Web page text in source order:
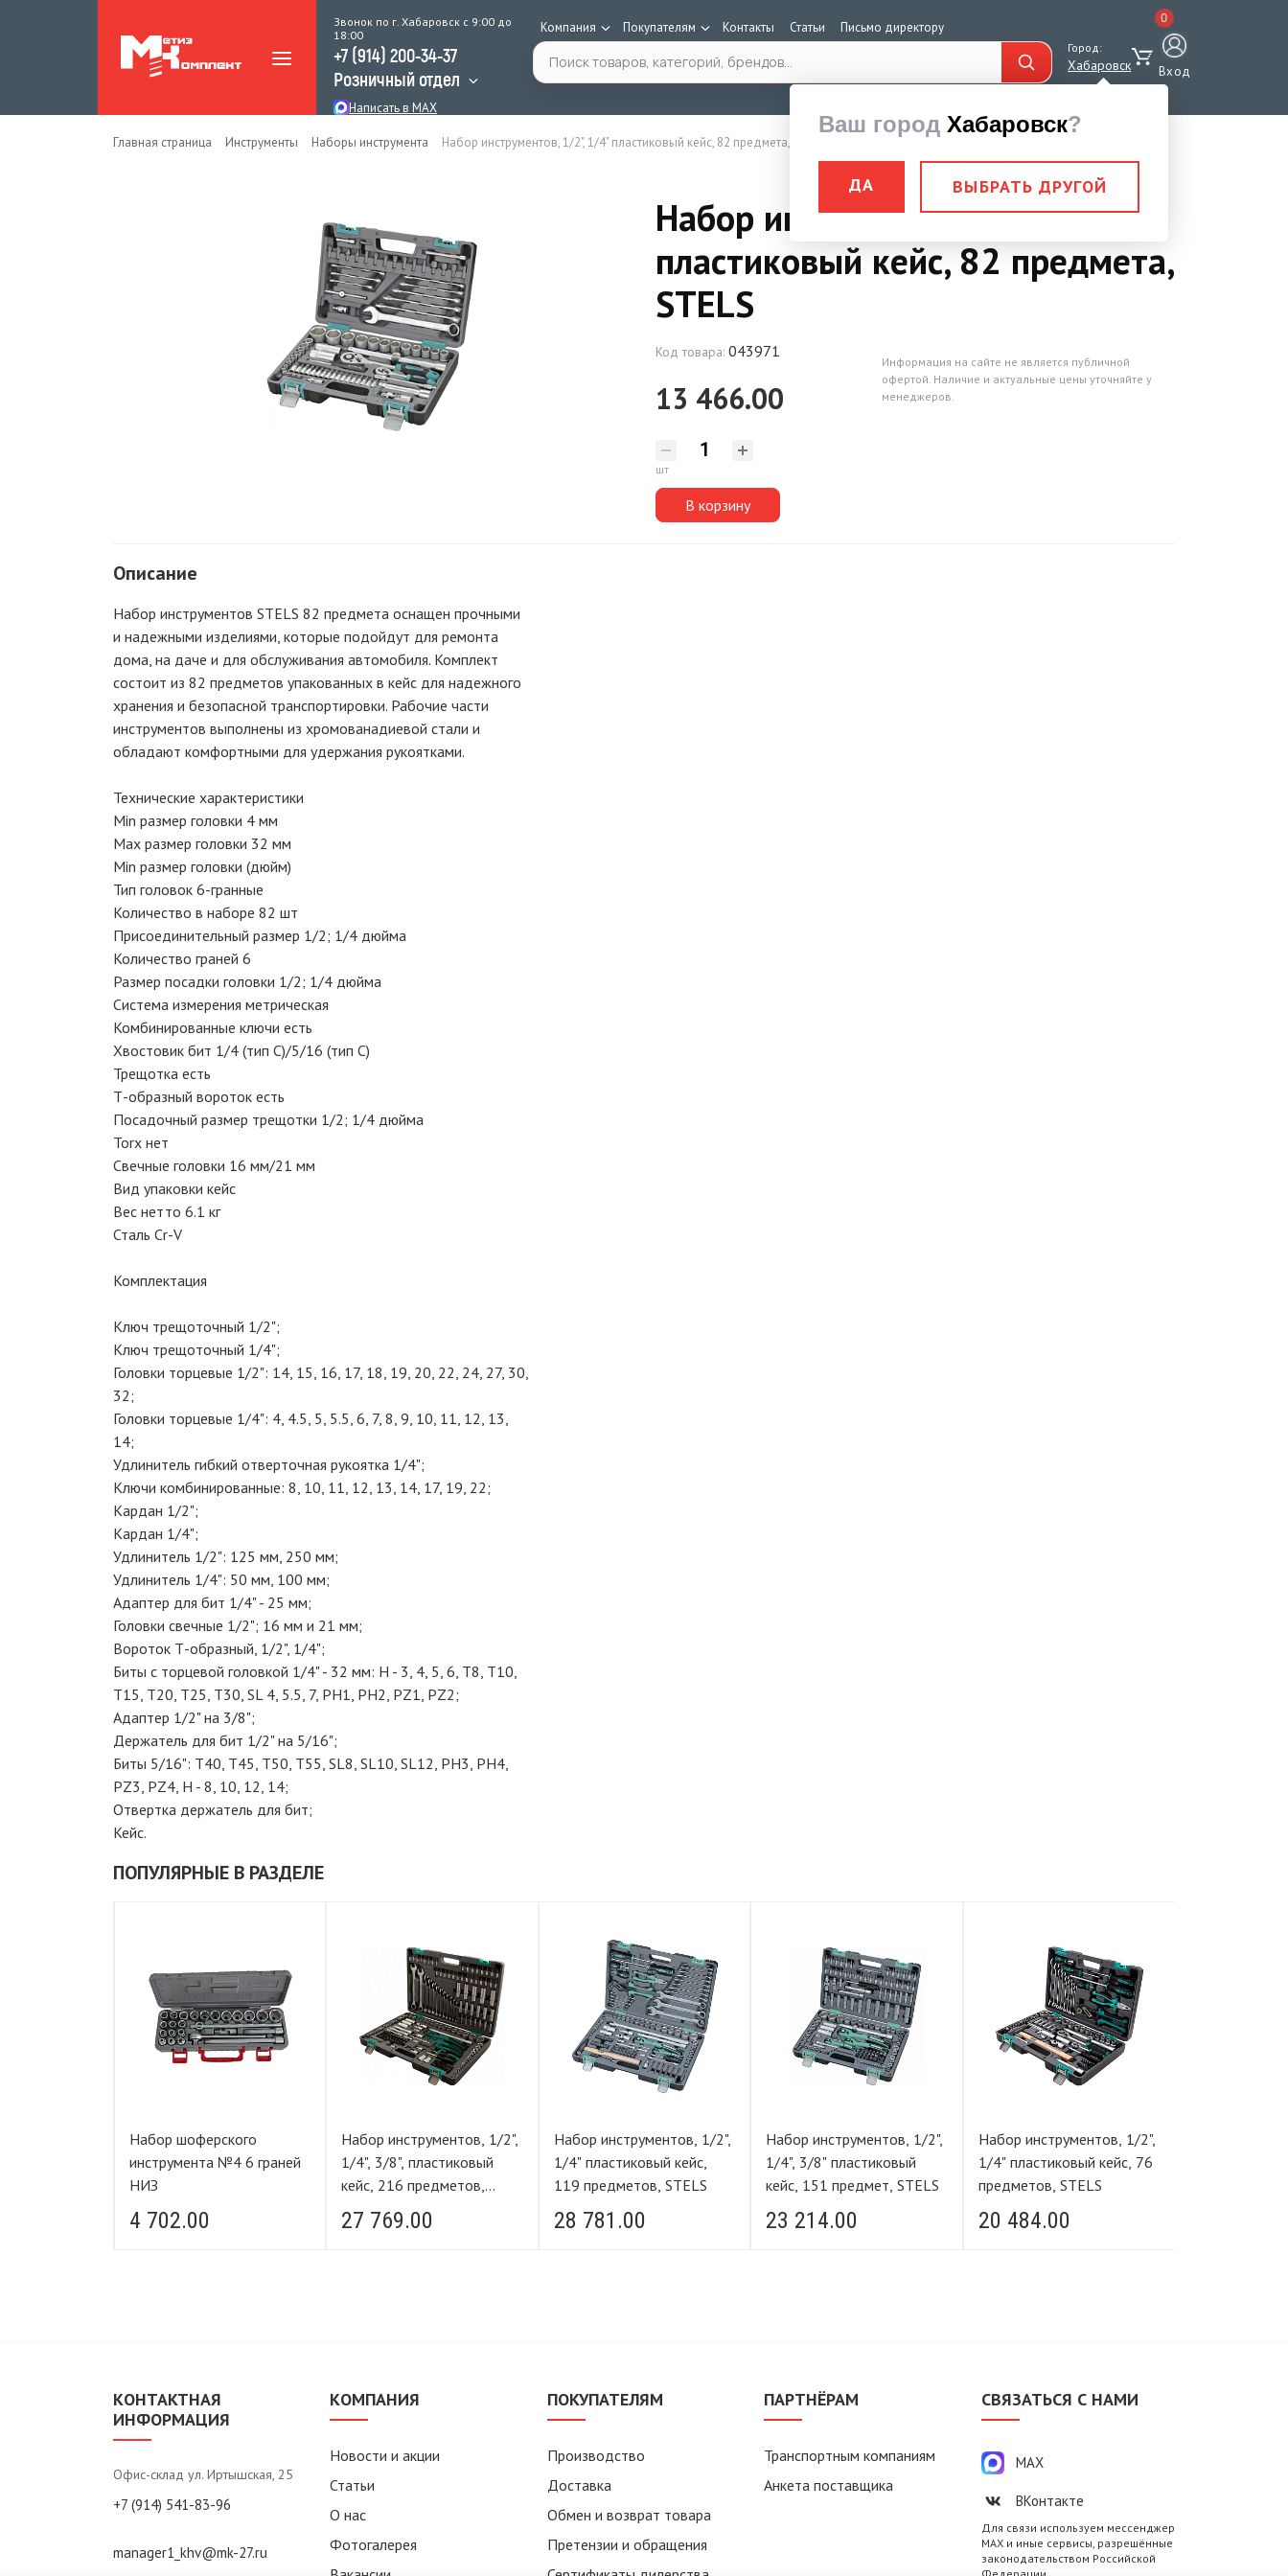
Звонок по г. Хабаровск с 9:00 до
18:00
+7 (914) 200-34-37
Розничный отдел
Написать в MAX
Компания Покупателям Контакты Статьи Письмо директору
Поиск по каталогу Город:
Хабаровск
Ваш город Хабаровск?
ДА ВЫБРАТЬ ДРУГОЙ
0
Вход
Главная страница Инструменты Наборы инструмента Набор инструментов, 1/2", 1/4" пластиковый кейс, 82 предмета, STELS
Набор инструментов, 1/2", 1/4"
пластиковый кейс, 82 предмета,
STELS
Код товара: 043971
13 466.00
шт
В корзину
Информация на сайте не является публичной
офертой. Наличие и актуальные цены уточняйте у
менеджеров.
Описание
Набор инструментов STELS 82 предмета оснащен прочными
и надежными изделиями, которые подойдут для ремонта
дома, на даче и для обслуживания автомобиля. Комплект
состоит из 82 предметов упакованных в кейс для надежного
хранения и безопасной транспортировки. Рабочие части
инструментов выполнены из хромованадиевой стали и
обладают комфортными для удержания рукоятками.
Технические характеристики
Min размер головки 4 мм
Max размер головки 32 мм
Min размер головки (дюйм)
Тип головок 6-гранные
Количество в наборе 82 шт
Присоединительный размер 1/2; 1/4 дюйма
Количество граней 6
Размер посадки головки 1/2; 1/4 дюйма
Система измерения метрическая
Комбинированные ключи есть
Хвостовик бит 1/4 (тип С)/5/16 (тип C)
Трещотка есть
Т-образный вороток есть
Посадочный размер трещотки 1/2; 1/4 дюйма
Torx нет
Свечные головки 16 мм/21 мм
Вид упаковки кейс
Вес нетто 6.1 кг
Сталь Cr-V
Комплектация
Ключ трещоточный 1/2";
Ключ трещоточный 1/4";
Головки торцевые 1/2": 14, 15, 16, 17, 18, 19, 20, 22, 24, 27, 30,
32;
Головки торцевые 1/4": 4, 4.5, 5, 5.5, 6, 7, 8, 9, 10, 11, 12, 13,
14;
Удлинитель гибкий отверточная рукоятка 1/4";
Ключи комбинированные: 8, 10, 11, 12, 13, 14, 17, 19, 22;
Кардан 1/2";
Кардан 1/4";
Удлинитель 1/2": 125 мм, 250 мм;
Удлинитель 1/4": 50 мм, 100 мм;
Адаптер для бит 1/4" - 25 мм;
Головки свечные 1/2"; 16 мм и 21 мм;
Вороток Т-образный, 1/2", 1/4";
Биты с торцевой головкой 1/4" - 32 мм: Н - 3, 4, 5, 6, T8, T10,
T15, T20, T25, T30, SL 4, 5.5, 7, PH1, PH2, PZ1, PZ2;
Адаптер 1/2" на 3/8";
Держатель для бит 1/2" на 5/16";
Биты 5/16": T40, Т45, Т50, Т55, SL8, SL10, SL12, PH3, PH4,
PZ3, PZ4, Н - 8, 10, 12, 14;
Отвертка держатель для бит;
Кейс.
ПОПУЛЯРНЫЕ В РАЗДЕЛЕ
Набор шоферского
инструмента №4 6 граней
НИЗ
4 702.00
Набор инструментов, 1/2",
1/4", 3/8", пластиковый
кейс, 216 предметов,
STELS
27 769.00
Набор инструментов, 1/2",
1/4" пластиковый кейс,
119 предметов, STELS
28 781.00
Набор инструментов, 1/2",
1/4", 3/8" пластиковый
кейс, 151 предмет, STELS
23 214.00
Набор инструментов, 1/2",
1/4" пластиковый кейс, 76
предметов, STELS
20 484.00
КОНТАКТНАЯ
ИНФОРМАЦИЯ
Офис-склад ул. Иртышская, 25
+7 (914) 541-83-96
manager1_khv@mk-27.ru
КОМПАНИЯ
Новости и акции
Статьи
О нас
Фотогалерея
ПОКУПАТЕЛЯМ
Производство
Доставка
Обмен и возврат товара
Претензии и обращения
ПАРТНЁРАМ
Транспортным компаниям
Анкета поставщика
СВЯЗАТЬСЯ С НАМИ
MAX
ВКонтакте
Для связи используем мессенджер
MAX и иные сервисы, разрешённые
законодательством Российской